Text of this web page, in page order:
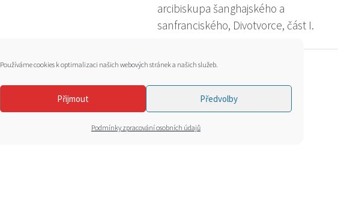
Používáme cookies k optimalizaci našich webových stránek a našich služeb.
Přijmout Předvolby
Podmínky zpracování osobních údajů
arcibiskupa šanghajského a
sanfranciského, Divotvorce, část I.